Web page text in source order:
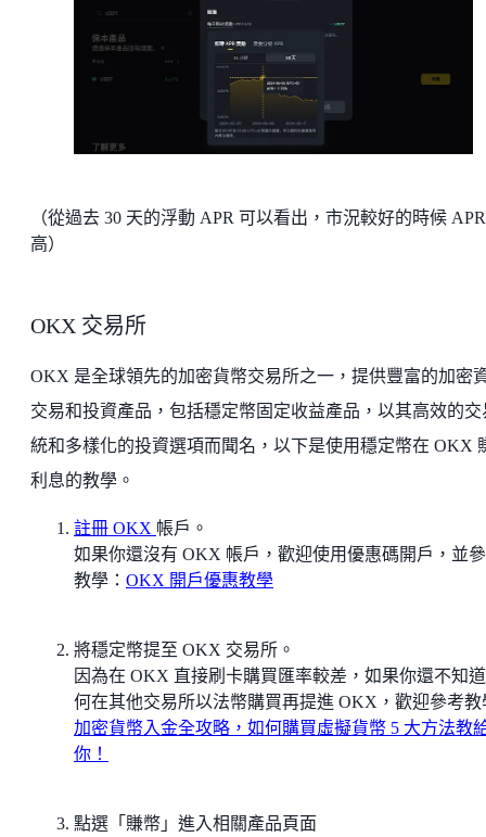
（從過去 30 天的浮動 APR 可以看出，市況較好的時候
高）
OKX 交易所
OKX 是全球領先的加密貨幣交易所之一，提供豐富的加密
交易和投資產品，包括穩定幣固定收益產品，以其高效的交
統和多樣化的投資選項而聞名，以下是使用穩定幣在 OKX
利息的教學。
註冊 OKX 帳戶。
如果你還沒有 OKX 帳戶，歡迎使用優惠碼開戶，並
教學： OKX 開戶優惠教學
將穩定幣提至 OKX 交易所。
因為在 OKX 直接刷卡購買匯率較差，如果你還不知
何在其他交易所以法幣購買再提進 OKX，歡迎參考教
加密貨幣入金全攻略，如何購買虛擬貨幣 5 大方法教
你！
點選「賺幣」進入相關產品頁面